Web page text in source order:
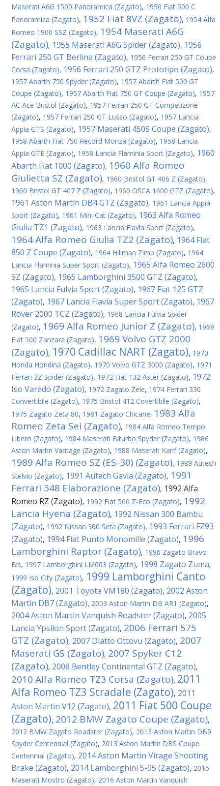
Maserati A6G 1500 Panoramica (Zagato), 1950 Fiat 500 C
Panoramica (Zagato), 1952 Fiat 8VZ (Zagato), 1954 Alfa
Romeo 1900 SSZ (Zagato), 1954 Maserati A6G
(Zagato), 1955 Maserati A6G Spider (Zagato), 1956
Ferrari 250 GT Berlina (Zagato), 1956 Ferrari 250 GT Coupe
Corsa (Zagato), 1956 Ferrari 250 GTZ Prototipo (Zagato),
1957 Abarth 750 Spyder (Zagato), 1957 Abarth Fiat 500 GT
Coupe (Zagato), 1957 Abarth Fiat 750 GT Coupe (Zagato), 1957
AC Ace Bristol (Zagato), 1957 Ferrari 250 GT Competizone
(Zagato), 1957 Ferrari 250 GT Lusso (Zagato), 1957 Lancia
Appia GTS (Zagato), 1957 Maserati 450S Coupe (Zagato),
1958 Abarth Fiat 750 Record Monza (Zagato), 1958 Lancia
Appia GTE (Zagato), 1958 Lancia Flaminia Sport (Zagato), 1960
Abarth Fiat 1000 (Zagato), 1960 Alfa Romeo
Giulietta SZ (Zagato), 1960 Bristol GT 406 Z (Zagato),
1960 Bristol GT 407 Z (Zagato), 1960 OSCA 1600 GTZ (Zagato),
1961 Aston Martin DB4 GTZ (Zagato), 1961 Lancia Appia
Sport (Zagato), 1961 Mini Cat (Zagato), 1963 Alfa Romeo
Giulia TZ1 (Zagato), 1963 Lancia Flavia Sport (Zagato),
1964 Alfa Romeo Giulia TZ2 (Zagato), 1964 Fiat
850 Z Coupe (Zagato), 1964 Hillman Zimp (Zagato), 1964
Lancia Flaminia Super Sport (Zagato), 1965 Alfa Romeo 2600
SZ (Zagato), 1965 Lamborghini 3500 GTZ (Zagato),
1965 Lancia Fulvia Sport (Zagato), 1967 Fiat 125 GTZ
(Zagato), 1967 Lancia Flavia Super Sport (Zagato), 1967
Rover 2000 TCZ (Zagato), 1968 Lancia Fulvia Spider
(Zagato), 1969 Alfa Romeo Junior Z (Zagato), 1969
Fiat 500 Zanzara (Zagato), 1969 Volvo GTZ 2000
(Zagato), 1970 Cadillac NART (Zagato), 1970
Honda Hondina (Zagato), 1970 Volvo GTZ 3000 (Zagato), 1971
Ferrari 3Z Spider (Zagato), 1972 Fiat 132 Aster (Zagato), 1972
Iso Varedo (Zagato), 1972 Zagato Zele, 1974 Ferrari 330
Convertibile (Zagato), 1975 Bristol 412 Covertibile (Zagato),
1975 Zagato Zeta 80, 1981 Zagato Chicane, 1983 Alfa
Romeo Zeta Sei (Zagato), 1984 Alfa Romeo Tempo
Libero (Zagato), 1984 Maserati Biturbo Spyder (Zagato), 1986
Aston Martin Vantage (Zagato), 1988 Maserati Karif (Zagato),
1989 Alfa Romeo SZ (ES-30) (Zagato), 1989 Autech
Stelvio (Zagato), 1991 Autech Gavia (Zagato), 1991
Ferrari 348 Elaborazione (Zagato), 1992 Alfa
Romeo RZ (Zagato), 1992 Fiat 500 Z-Eco (Zagato), 1992
Lancia Hyena (Zagato), 1992 Nissan 300 Bambu
(Zagato), 1992 Nissan 300 Seta (Zagato), 1993 Ferrari FZ93
(Zagato), 1994 Fiat Punto Monomille (Zagato), 1996
Lamborghini Raptor (Zagato), 1996 Zagato Bravo
Bis, 1997 Lamborghini LM003 (Zagato), 1998 Zagato Zuma,
1999 Iso City (Zagato), 1999 Lamborghini Canto
(Zagato), 2001 Toyota VM180 (Zagato), 2002 Aston
Martin DB7 (Zagato), 2003 Aston Martin DB AR1 (Zagato),
2004 Aston Martin Vanquish Roadster (Zagato), 2005
Lancia Ypsilon Sport (Zagato), 2006 Ferrari 575
GTZ (Zagato), 2007 Diatto Ottovu (Zagato), 2007
Maserati GS (Zagato), 2007 Spyker C12
(Zagato), 2008 Bentley Continental GTZ (Zagato),
2010 Alfa Romeo TZ3 Corsa (Zagato), 2011
Alfa Romeo TZ3 Stradale (Zagato), 2011
Aston Martin V12 (Zagato), 2011 Fiat 500 Coupe
(Zagato), 2012 BMW Zagato Coupe (Zagato),
2012 BMW Zagato Roadster (Zagato), 2013 Aston Martin DB9
Spyder Centennial (Zagato), 2013 Aston Martin DBS Coupe
Centennial (Zagato), 2014 Aston Martin Virage Shooting
Brake (Zagato), 2014 Lamborghini 5-95 (Zagato), 2015
Maserati Mostro (Zagato), 2016 Aston Martin Vanquish